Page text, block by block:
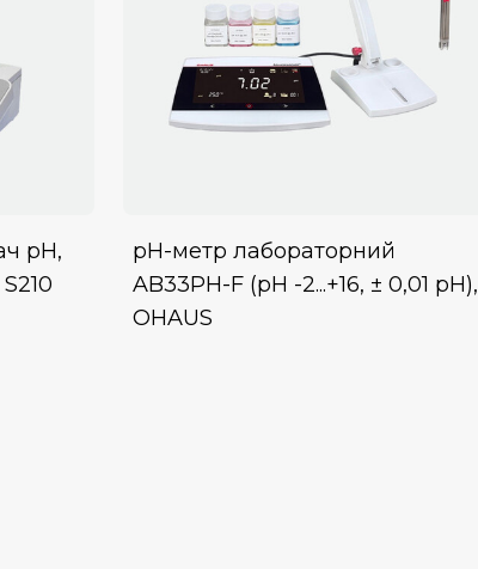
pH,
pH-метр лабораторний
AB33PH-F (рН -2...+16, ± 0,01 рН),
OHAUS